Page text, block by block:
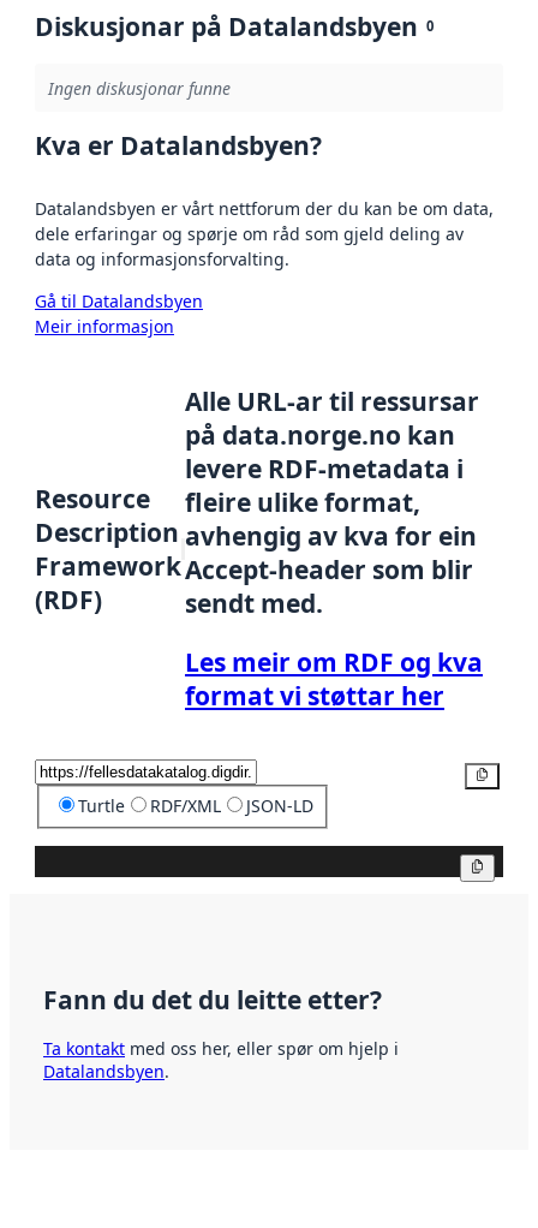
Diskusjonar på Datalandsbyen 0
Ingen diskusjonar funne
Kva er Datalandsbyen?
Datalandsbyen er vårt nettforum der du kan be om data,
dele erfaringar og spørje om råd som gjeld deling av
data og informasjonsforvalting.
Gå til Datalandsbyen
Meir informasjon
Resource
Description
Framework
(RDF)
Alle URL-ar til ressursar
på data.norge.no kan
levere RDF-metadata i
fleire ulike format,
avhengig av kva for ein
Accept-header som blir
sendt med.
Les meir om RDF og kva
format vi støttar her
Turtle RDF/XML JSON-LD
Fann du det du leitte etter?
Ta kontakt med oss her, eller spør om hjelp i
Datalandsbyen.